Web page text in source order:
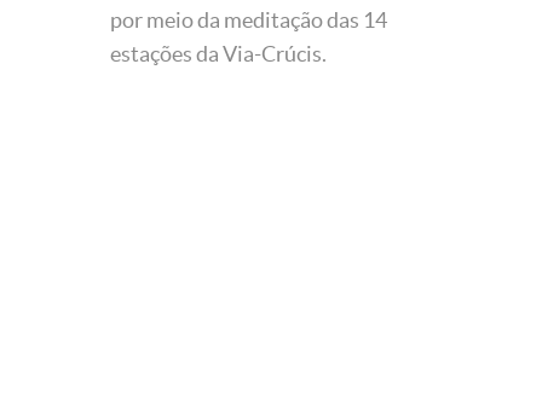
por meio da meditação das 14
estações da Via-Crúcis.